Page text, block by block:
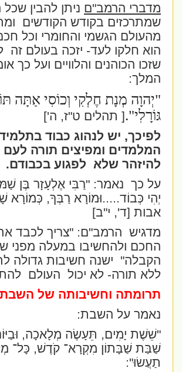
מדברי הרמב"םניתן להבין שכל
שמתרכזים בקודש הקודשים
מהעולם הגשמי והחומרי וכל
הוא חלקו לעד- יזכה בעולם זה
שזכו הכוהנים והלוויים ועל כך
המלך:
"יְהוָה מְנָת חֶלְקִי וְכוֹסִי אַתָּה
גּוֹרָלִי."[ תהלים ט"ז, ה']
לפיכך, יש לנהוג כבוד
המלמדים ומפיצים תורה לעם
להיזהר שלא לפגוע בכבודם.
על כך נאמר:"רַבִּי אֶלְעָזָר בֶּן
יְהִי כְּבוֹד.....וּמוֹרָא רַבְּךָ, כְּמוֹרָא
אבות [ד', י"ב]
מדגיש הרמב"ם: "צריך לכבד את
החכם ולהחשיבו במעלה מפני
הקבלה" ישנה חשיבות גדולה
ללא תורה- לא יכול העולם
תרומתה וחשיבותה של השבת
נאמר על השבת:
"שֵׁשֶׁת יָמִים, תֵּעָשֶׂה מְלָאכָה, וּבַיּוֹם
שַׁבַּת שַׁבָּתוֹן מִקְרָא־ קֹדֶשׁ, כָּל־
תַעֲשׂוּ":